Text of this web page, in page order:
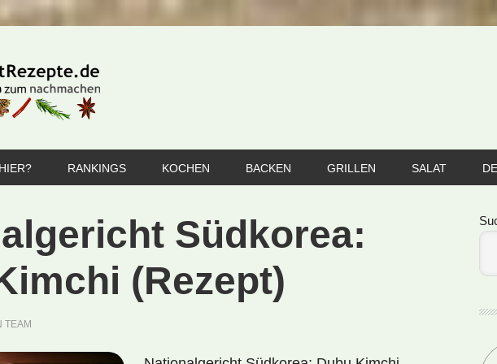
RANKINGS KOCHEN BACKEN GRILLEN SALAT
Südkorea:
(Rezept)
TEAM